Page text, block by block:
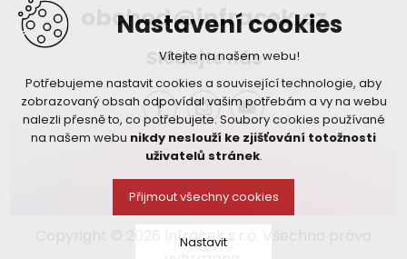
obchod@infracek.cz
Sledujte nás
Copyright © 2026 Infráček s.r.o. Všechna práva
Nastavení cookies
Vítejte na našem webu!
Potřebujeme nastavit cookies a související technologie, aby
zobrazovaný obsah odpovídal vašim potřebám a vy na webu
nalezli přesně to, co potřebujete. Soubory cookies používané
na našem webu nikdy neslouží ke zjišťování totožnosti
uživatelů stránek.
Přijmout všechny cookies
Nastavit